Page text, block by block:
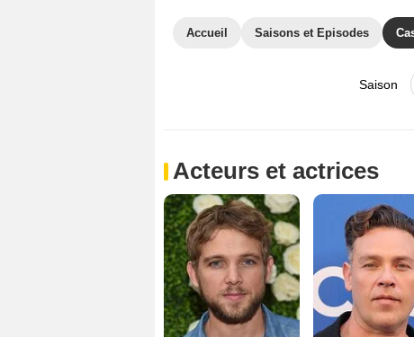
Accueil Saisons et Episodes
Saison
Acteurs et actrices